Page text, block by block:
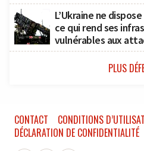
L’Ukraine ne
ce qui rend ses
vulnérables aux
PLUS
CONTACT
CONDITIONS
DÉCLARATION DE CONFIDENTIALITÉ